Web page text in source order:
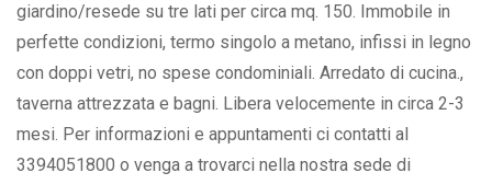
giardino/resede su tre lati per circa mq. 150. Immobile in
perfette condizioni, termo singolo a metano, infissi in legno
con doppi vetri, no spese condominiali. Arredato di cucina.,
taverna attrezzata e bagni. Libera velocemente in circa 2-3
mesi. Per informazioni e appuntamenti ci contatti al
3394051800 o venga a trovarci nella nostra sede di